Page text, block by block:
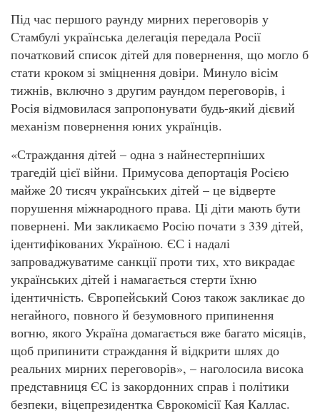
Під час першого раунду мирних переговорів у
Стамбулі українська делегація передала Росії
початковий список дітей для повернення, що могло б
стати кроком зі зміцнення довіри. Минуло вісім
тижнів, включно з другим раундом переговорів, і
Росія відмовилася запропонувати будь-який дієвий
механізм повернення юних українців.
«Страждання дітей – одна з найнестерпніших
трагедій цієї війни. Примусова депортація Росією
майже 20 тисяч українських дітей – це відверте
порушення міжнародного права. Ці діти мають бути
повернені. Ми закликаємо Росію почати з 339 дітей,
ідентифікованих Україною. ЄС і надалі
запроваджуватиме санкції проти тих, хто викрадає
українських дітей і намагається стерти їхню
ідентичність. Європейський Союз також закликає до
негайного, повного й безумовного припинення
вогню, якого Україна домагається вже багато місяців,
щоб припинити страждання й відкрити шлях до
реальних мирних переговорів», – наголосила висока
представниця ЄС із закордонних справ і політики
безпеки, віцепрезидентка Єврокомісії Кая Каллас.